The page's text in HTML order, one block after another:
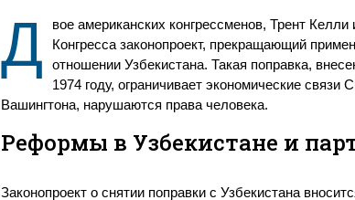
Д
вое американских конгрессменов, Трент
Конгресса законопроект, прекращающий
отношении Узбекистана. Такая поправка,
1974 году, ограничивает экономические
Вашингтона, нарушаются права человека.
Реформы в Узбекистане и
Законопроект о снятии поправки с Узбекистана